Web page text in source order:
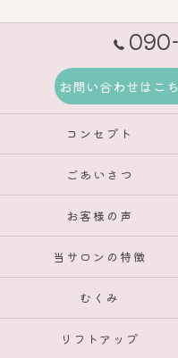
お問い合わせはこ
コンセプト
ごあいさつ
お客様の声
当サロンの特徴
むくみ
リフトアップ